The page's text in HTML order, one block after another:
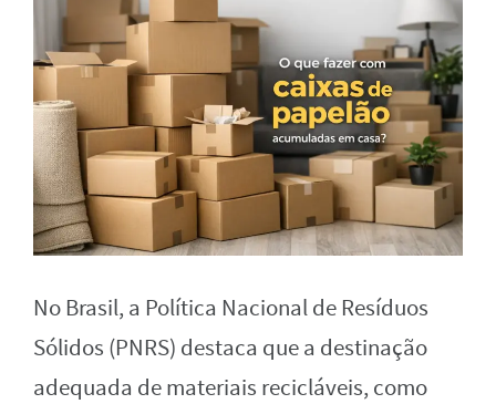
No Brasil, a Política Nacional de Resíduos
Sólidos (PNRS) destaca que a destinação
adequada de materiais recicláveis, como